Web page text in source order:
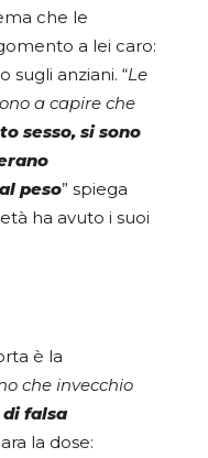
che le
a lei caro:
sugli anziani. “Le
a capire che
sesso, si sono
peso” spiega
ha avuto i suoi
è la
che invecchio
falsa
la dose: